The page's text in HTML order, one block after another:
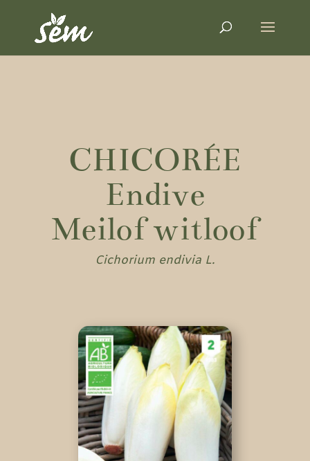
CHICORÉE
Endive
Meilof witloof
Cichorium endivia L.